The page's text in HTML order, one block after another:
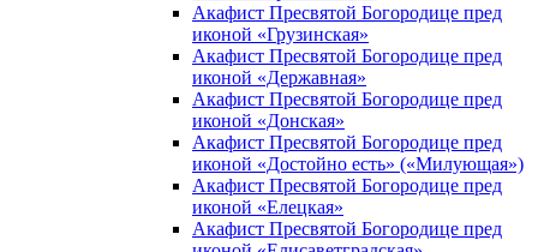
Акафист Пресвятой Богородице пред
иконой «Грузинская»
Акафист Пресвятой Богородице пред
иконой «Державная»
Акафист Пресвятой Богородице пред
иконой «Донская»
Акафист Пресвятой Богородице пред
иконой «Достойно есть» («Милующая»)
Акафист Пресвятой Богородице пред
иконой «Елецкая»
Акафист Пресвятой Богородице пред